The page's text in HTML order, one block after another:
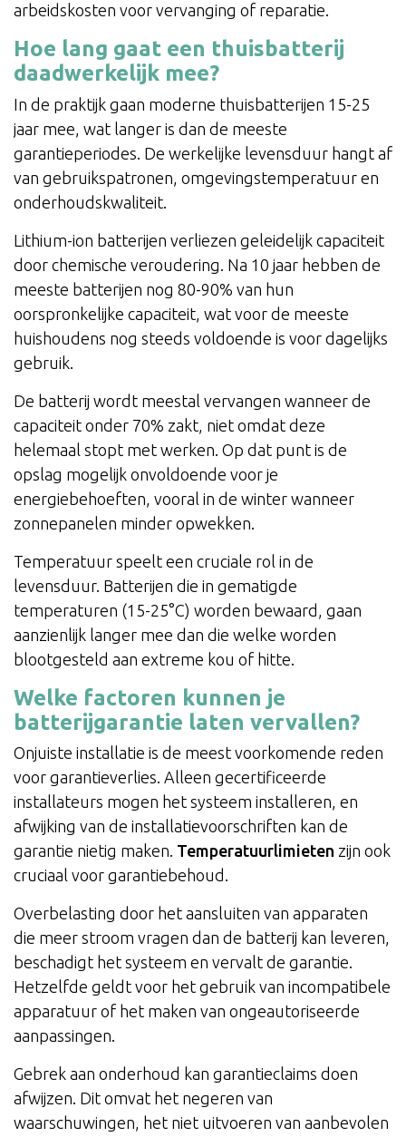
arbeidskosten voor vervanging of reparatie.
Hoe lang gaat een thuisbatterij
daadwerkelijk mee?
In de praktijk gaan moderne thuisbatterijen 15-25
jaar mee, wat langer is dan de meeste
garantieperiodes. De werkelijke levensduur hangt af
van gebruikspatronen, omgevingstemperatuur en
onderhoudskwaliteit.
Lithium-ion batterijen verliezen geleidelijk capaciteit
door chemische veroudering. Na 10 jaar hebben de
meeste batterijen nog 80-90% van hun
oorspronkelijke capaciteit, wat voor de meeste
huishoudens nog steeds voldoende is voor dagelijks
gebruik.
De batterij wordt meestal vervangen wanneer de
capaciteit onder 70% zakt, niet omdat deze
helemaal stopt met werken. Op dat punt is de
opslag mogelijk onvoldoende voor je
energiebehoeften, vooral in de winter wanneer
zonnepanelen minder opwekken.
Temperatuur speelt een cruciale rol in de
levensduur. Batterijen die in gematigde
temperaturen (15-25°C) worden bewaard, gaan
aanzienlijk langer mee dan die welke worden
blootgesteld aan extreme kou of hitte.
Welke factoren kunnen je
batterijgarantie laten vervallen?
Onjuiste installatie is de meest voorkomende reden
voor garantieverlies. Alleen gecertificeerde
installateurs mogen het systeem installeren, en
afwijking van de installatievoorschriften kan de
garantie nietig maken. Temperatuurlimieten zijn ook
cruciaal voor garantiebehoud.
Overbelasting door het aansluiten van apparaten
die meer stroom vragen dan de batterij kan leveren,
beschadigt het systeem en vervalt de garantie.
Hetzelfde geldt voor het gebruik van incompatibele
apparatuur of het maken van ongeautoriseerde
aanpassingen.
Gebrek aan onderhoud kan garantieclaims doen
afwijzen. Dit omvat het negeren van
waarschuwingen, het niet uitvoeren van aanbevolen